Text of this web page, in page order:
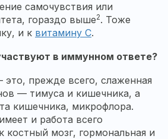
самочувствия или
гораздо выше2. Тоже
и к витамину С.
в иммунном ответе?
прежде всего, слаженная
— тимуса и кишечника, а
кишечника, микрофлора.
и работа всего
костный мозг, гормональная и